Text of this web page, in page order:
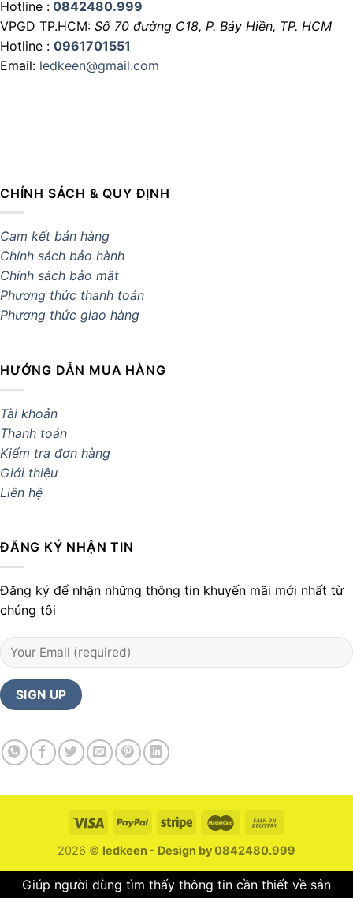
Hotline : 0842480.999
VPGD TP.HCM: Số 70 đường C18, P. Bảy Hiền, TP. HCM
Hotline : 0961701551
Email: ledkeen@gmail.com
CHÍNH SÁCH & QUY ĐỊNH
Cam kết bán hàng
Chính sách bảo hành
Chính sách bảo mật
Phương thức thanh toán
Phương thức giao hàng
HƯỚNG DẪN MUA HÀNG
Tài khoản
Thanh toán
Kiểm tra đơn hàng
Giới thiệu
Liên hệ
ĐĂNG KÝ NHẬN TIN
Đăng ký để nhận những thông tin khuyến mãi mới nhất từ
chúng tôi
2026 © ledkeen - Design by 0842480.999
Giúp người dùng tìm thấy thông tin cần thiết về sản